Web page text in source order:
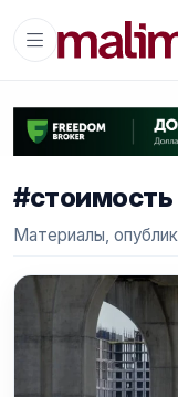
#стоимость
Материалы,